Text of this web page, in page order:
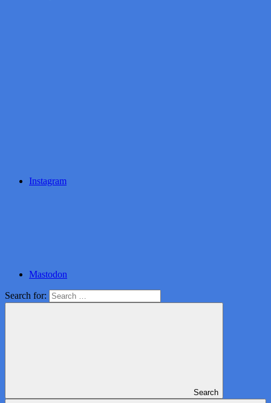
Instagram
Mastodon
Search for:
Search